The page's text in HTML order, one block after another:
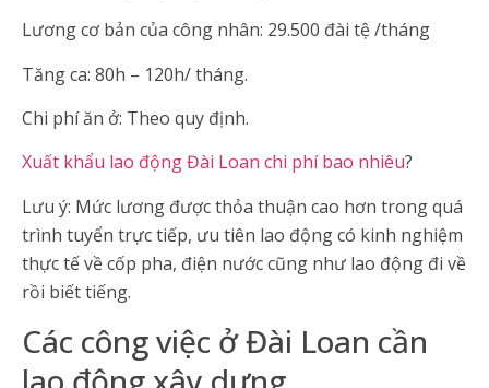
Lương cơ bản của công nhân: 29.500 đài tệ /tháng
Tăng ca: 80h – 120h/ tháng.
Chi phí ăn ở: Theo quy định.
Xuất khẩu lao động Đài Loan chi phí bao nhiêu?
Lưu ý: Mức lương được thỏa thuận cao hơn trong quá
trình tuyển trực tiếp, ưu tiên lao động có kinh nghiệm
thực tế về cốp pha, điện nước cũng như lao động đi về
rồi biết tiếng.
Các công việc ở Đài Loan cần